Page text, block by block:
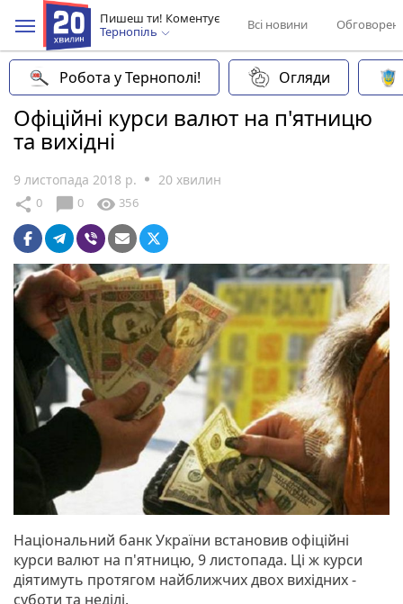
Пишеш ти! Коментує
Тернопіль
Всі новини
Робота у Тернополі! Огляди
Офіційні курси валют на п'ятницю
та вихідні
9 листопада 2018 р. 20 хвилин
share 0 chat_bubble 0 visibility 356
Національний банк України встановив офіційні
курси валют на п'ятницю, 9 листопада. Ці ж курси
діятимуть протягом найближчих двох вихідних -
суботи та неділі.